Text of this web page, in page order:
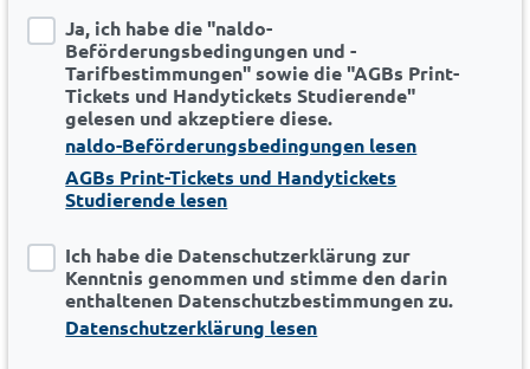
Ja, ich habe die "naldo-
Beförderungsbedingungen und -
Tarifbestimmungen" sowie die "AGBs Print-
Tickets und Handytickets Studierende"
gelesen und akzeptiere diese.
naldo-Beförderungsbedingungen lesen
AGBs Print-Tickets und Handytickets
Studierende lesen
Ich habe die Datenschutzerklärung zur
Kenntnis genommen und stimme den darin
enthaltenen Datenschutzbestimmungen zu.
Datenschutzerklärung lesen